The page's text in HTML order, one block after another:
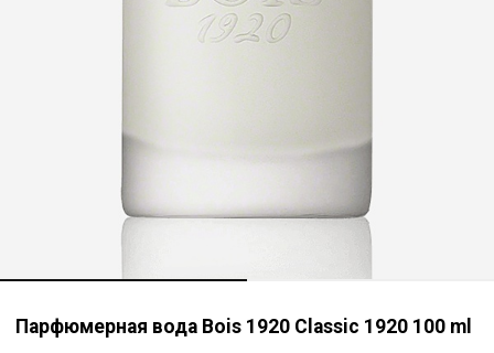
Парфюмерная вода Bois 1920 Classic 1920 100 ml